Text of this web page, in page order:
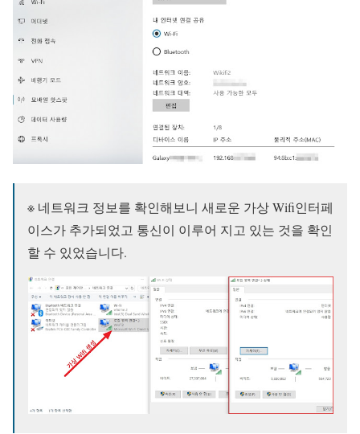
※ 네트워크 정보를 확인해보니 새로운 가상 Wifi인터페
이스가 추가되었고 통신이 이루어 지고 있는 것을 확인
할 수 있었습니다.